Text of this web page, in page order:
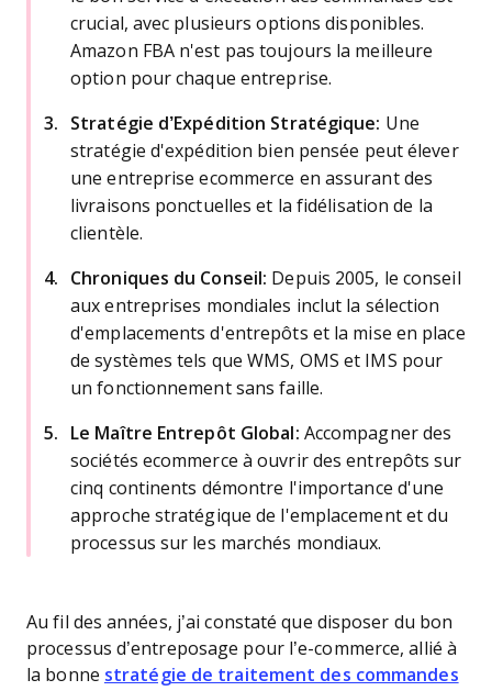
crucial, avec plusieurs options disponibles.
Amazon FBA n'est pas toujours la meilleure
option pour chaque entreprise.
Stratégie d’Expédition Stratégique: Une
stratégie d'expédition bien pensée peut élever
une entreprise ecommerce en assurant des
livraisons ponctuelles et la fidélisation de la
clientèle.
Chroniques du Conseil: Depuis 2005, le conseil
aux entreprises mondiales inclut la sélection
d'emplacements d'entrepôts et la mise en place
de systèmes tels que WMS, OMS et IMS pour
un fonctionnement sans faille.
Le Maître Entrepôt Global: Accompagner des
sociétés ecommerce à ouvrir des entrepôts sur
cinq continents démontre l'importance d'une
approche stratégique de l'emplacement et du
processus sur les marchés mondiaux.
Au fil des années, j’ai constaté que disposer du bon
processus d’entreposage pour l’e-commerce, allié à
la bonne stratégie de traitement des commandes